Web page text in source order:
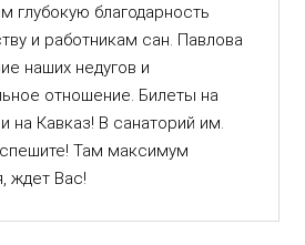
глубокую благодарность
и работникам сан. Павлова
наших недугов и
отношение. Билеты на
на Кавказ! В санаторий им.
Там максимум
ждет Вас!